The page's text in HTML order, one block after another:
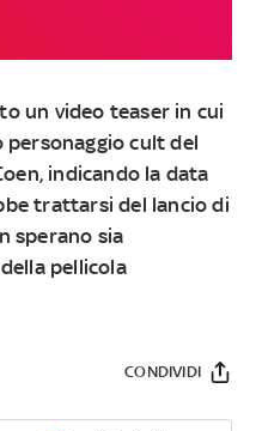
un video teaser in cui
cult del
indicando la data
trattarsi del lancio di
sperano sia
pellicola
CONDIVIDI